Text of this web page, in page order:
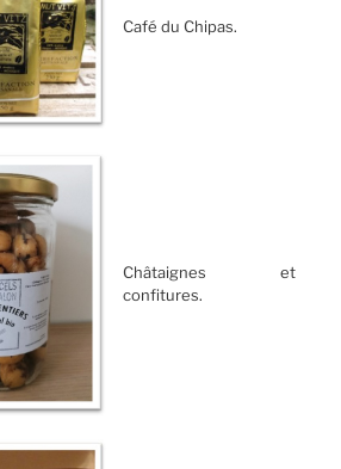
Café du Chipas.
Châtaignes et
confitures.